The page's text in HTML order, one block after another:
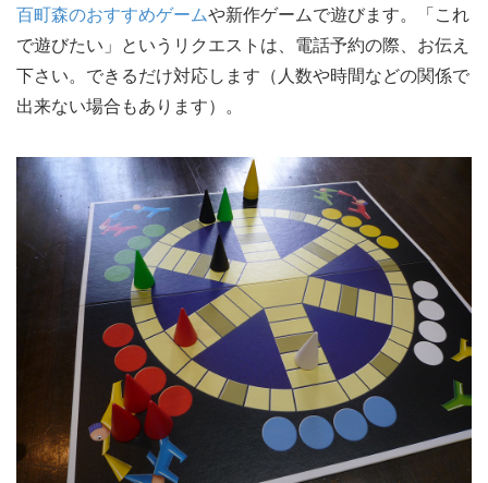
百町森のおすすめゲームや新作ゲームで遊びます。「これ
で遊びたい」というリクエストは、電話予約の際、お伝え
下さい。できるだけ対応します（人数や時間などの関係で
出来ない場合もあります）。